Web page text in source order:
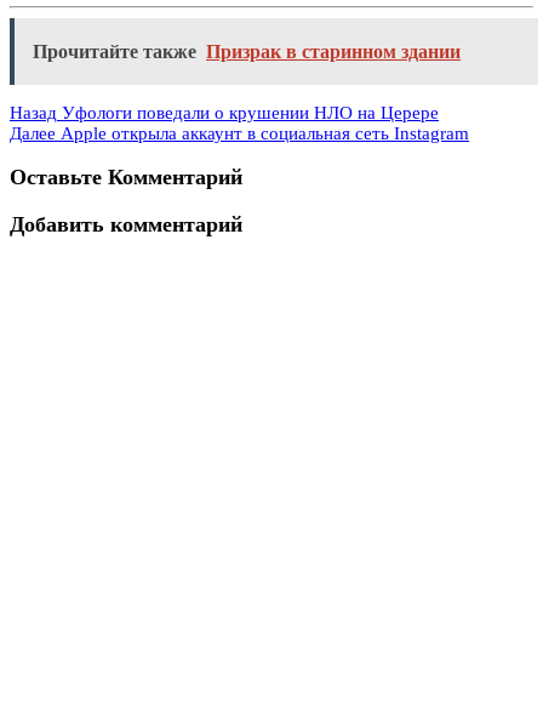
Прочитайте также Призрак в старинном здании
Назад Уфологи поведали о крушении НЛО на Церере
Далее Apple открыла аккаунт в социальная сеть Instagram
Оставьте Комментарий
Добавить комментарий